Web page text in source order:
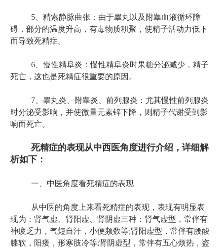
5、精索静脉曲张：由于睾丸以及附睾血液循环障
碍，部分的温度升高，有毒物质积聚，使精子活动力低下
而导致死精症。
6、慢性精阜炎：慢性精阜炎时果糖分泌减少，精子
死亡，这也是死精症很重要的原因。
7、睾丸炎、附睾炎、前列腺炎：尤其慢性前列腺炎
时分泌受影响，并使微量元素锌下降，则精子代谢受到影
响而死亡。
死精症的表现从中西医角度进行介绍，详细解
析如下：
一、中医角度看死精症的表现
从中医的角度上来看死精症的表现，表现有明显表
现为：肾气虚、肾阳虚、肾阴虚三种：肾气虚型，常伴有
神疲乏力，气短自汗，小便频数等;肾阳虚型，常伴有腰酸
膝软，阳痿，形寒肢冷等;肾阴虚型，常伴有五心烦热，盗